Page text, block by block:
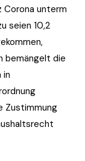
Corona unterm
seien 10,2
bemängelt die
in
Zustimmung